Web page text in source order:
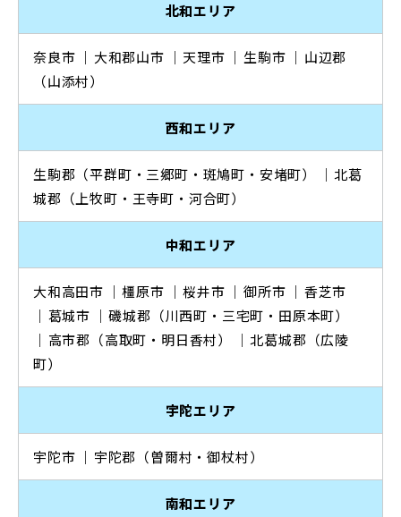
北和エリア
奈良市 ｜⁠ 大和郡山市 ｜⁠ 天理市 ｜⁠ 生駒市 ｜⁠ 山辺郡
（山添村）
西和エリア
生駒郡（平群町・三郷町・斑鳩町・安堵町） ｜⁠北葛
城郡（上牧町・王寺町・河合町）
中和エリア
大和高田市 ｜⁠橿原市 ｜⁠桜井市 ｜⁠御所市 ｜⁠ 香芝市
｜⁠ 葛城市 ｜⁠磯城郡（川西町・三宅町・田原本町）
｜⁠ 高市郡（高取町・明日香村） ｜⁠北葛城郡（広陵
町）
宇陀エリア
宇陀市 ｜⁠ 宇陀郡（曽爾村・御杖村）
南和エリア